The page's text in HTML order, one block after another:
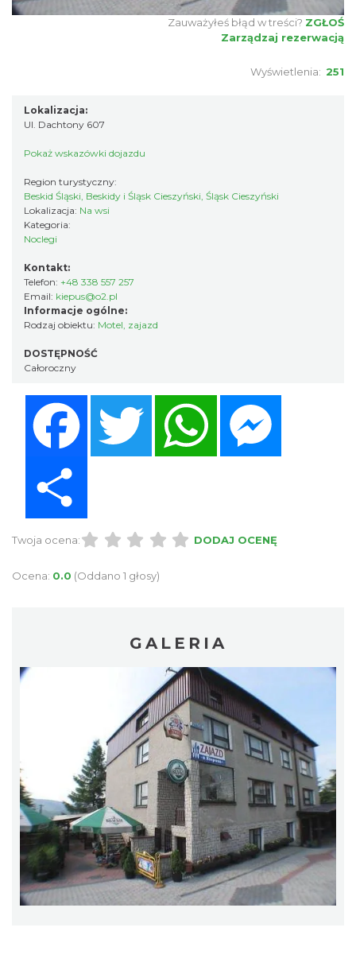
Zauważyłeś błąd w treści? ZGŁOŚ
Zarządzaj rezerwacją
Wyświetlenia: 251
Lokalizacja:
Ul. Dachtony 607
Pokaż wskazówki dojazdu
Region turystyczny:
Beskid Śląski, Beskidy i Śląsk Cieszyński, Śląsk Cieszyński
Lokalizacja: Na wsi
Kategoria:
Noclegi
Kontakt:
Telefon: +48 338 557 257
Email: kiepus@o2.pl
Informacje ogólne:
Rodzaj obiektu: Motel, zajazd
DOSTĘPNOŚĆ
Całoroczny
Twitter
Twoja ocena: DODAJ OCENĘ
Ocena: 0.0 (Oddano 1 głosy)
GALERIA